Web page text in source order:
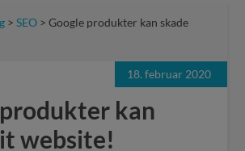
>SEO > Google produkter kan skade
18. februar 2020
kan
website!